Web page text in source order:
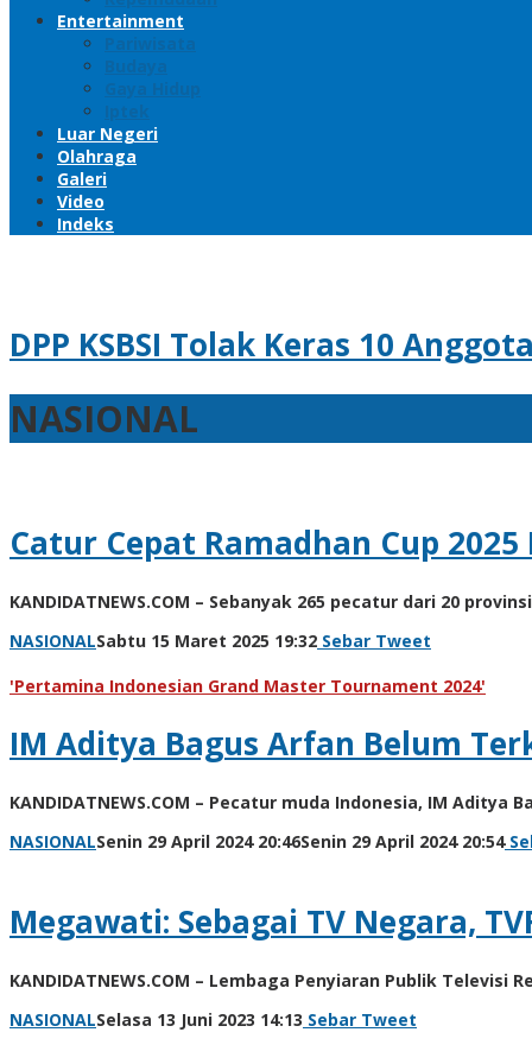
Entertainment
Pariwisata
Budaya
Gaya Hidup
Iptek
Luar Negeri
Olahraga
Galeri
Video
Indeks
DPP KSBSI Tolak Keras 10
NASIONALSelasa
21
Oktober
Oktober
2025
oleh
Jackson
Sebar
NASIONAL
Catur Cepat Ramadhan Cup
KANDIDATNEWS.COM – Sebanyak 265 pecatur dari 20
NASIONALSabtu 15 Maret 2025 19:32oleh
Jackson
Sebar Tweet
'Pertamina Indonesian Grand Master Tournament 2024'
IM Aditya Bagus Arfan Belum
KANDIDATNEWS.COM – Pecatur muda Indonesia, IM
NASIONALSenin 29 April 2024 20:46Senin 29 April 2024 20:54
Megawati: Sebagai TV Negara,
KANDIDATNEWS.COM – Lembaga Penyiaran Publik
NASIONALSelasa 13 Juni 2023 14:13 oleh
Sebar Tweet